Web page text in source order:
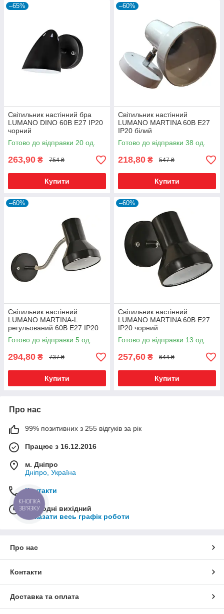
–65%
Світильник настінний бра
LUMANO DINO 60В Е27 IP20
чорний
Готово до відправки 20 од.
263,90 ₴ 754 ₴
Купити
–60%
Світильник настінний
LUMANO MARTINA 60В Е27
IP20 білий
Готово до відправки 38 од.
218,80 ₴ 547 ₴
Купити
–60%
Світильник настінний
LUMANO MARTINA-L
регульований 60В Е27 IP20
чорний
Готово до відправки 5 од.
294,80 ₴ 737 ₴
Купити
–60%
Світильник настінний
LUMANO MARTINA 60В Е27
IP20 чорний
Готово до відправки 13 од.
257,60 ₴ 644 ₴
Купити
Про нас
99% позитивних з 255 відгуків за рік
Працює з 16.12.2016
м. Дніпро
Дніпро, Україна
Контакти
Сьогодні вихідний
Показати весь графік роботи
Про нас
Контакти
Доставка та оплата
КНОПКА
ЗВ'ЯЗКУ